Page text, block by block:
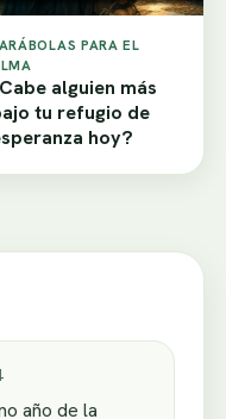
PARA EL
alguien más
tu refugio de
hoy?
año de la